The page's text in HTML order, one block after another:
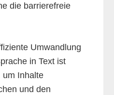
die barrierefreie
Umwandlung
in Text ist
um Inhalte
und den